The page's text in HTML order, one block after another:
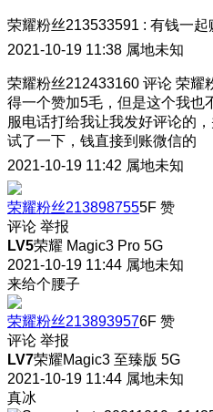
荣耀粉丝213533591 : 有钱一起
2021-10-19 11:38 属地未知
荣耀粉丝212433160 评论 荣耀
得一个赞加5毛，但是这个我也
服电话打给我让我发好评论的
试了一下，钱直接到账微信的
2021-10-19 11:42 属地未知
荣耀粉丝2138987555F 赞
评论 举报
LV5荣耀 Magic3 Pro 5G
2021-10-19 11:44 属地未知
来给个腰子
荣耀粉丝2138939576F 赞
评论 举报
LV7荣耀Magic3 至臻版 5G
2021-10-19 11:44 属地未知
真冰